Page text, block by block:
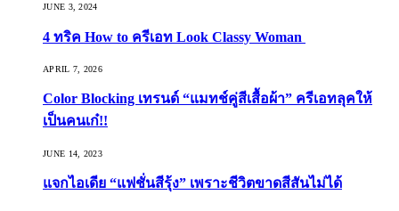
JUNE 3, 2024
4 ทริค How to ครีเอท Look Classy Woman
APRIL 7, 2026
Color Blocking เทรนด์ “แมทช์คู่สีเสื้อผ้า” ครีเอทลุคให้
เป็นคนเก๋!!
JUNE 14, 2023
แจกไอเดีย “แฟชั่นสีรุ้ง” เพราะชีวิตขาดสีสันไม่ได้